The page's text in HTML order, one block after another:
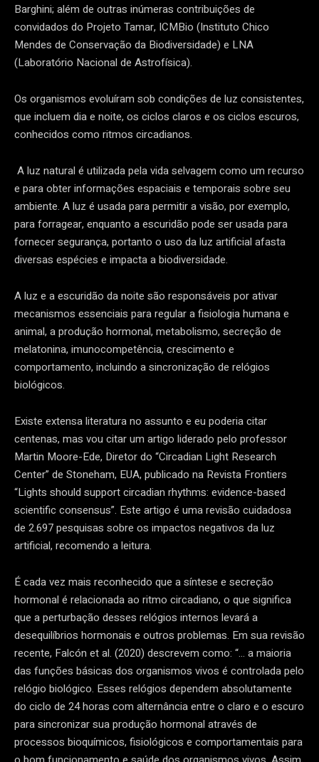
Barghini; além de outras inúmeras contribuições de
convidados do Projeto Tamar, ICMBio (Instituto Chico
Mendes de Conservação da Biodiversidade) e LNA
(Laboratório Nacional de Astrofísica).
Os organismos evoluíram sob condições de luz consistentes,
que incluem dia e noite, os ciclos claros e os ciclos escuros,
conhecidos como ritmos circadianos.
A luz natural é utilizada pela vida selvagem como um recurso
e para obter informações espaciais e temporais sobre seu
ambiente. A luz é usada para permitir a visão, por exemplo,
para forragear, enquanto a escuridão pode ser usada para
fornecer segurança, portanto o uso da luz artificial afasta
diversas espécies e impacta a biodiversidade.
A luz e a escuridão da noite são responsáveis por ativar
mecanismos essenciais para regular a fisiologia humana e
animal, a produção hormonal, metabolismo, secreção de
melatonina, imunocompetência, crescimento e
comportamento, incluindo a sincronização de relógios
biológicos.
Existe extensa literatura no assunto e eu poderia citar
centenas, mas vou citar um artigo liderado pelo professor
Martin Moore-Ede, Diretor do “Circadian Light Research
Center” de Stoneham, EUA, publicado na Revista Frontiers
“Lights should support circadian rhythms: evidence-based
scientific consensus”. Este artigo é uma revisão cuidadosa
de 2.697 pesquisas sobre os impactos negativos da luz
artificial, recomendo a leitura.
É cada vez mais reconhecido que a síntese e secreção
hormonal é relacionada ao ritmo circadiano, o que significa
que a perturbação desses relógios internos levará a
desequilíbrios hormonais e outros problemas. Em sua revisão
recente, Falcón et al. (2020) descrevem como: “… a maioria
das funções básicas dos organismos vivos é controlada pelo
relógio biológico. Esses relógios dependem absolutamente
do ciclo de 24 horas com alternância entre o claro e o escuro
para sincronizar sua produção hormonal através de
processos bioquímicos, fisiológicos e comportamentais para